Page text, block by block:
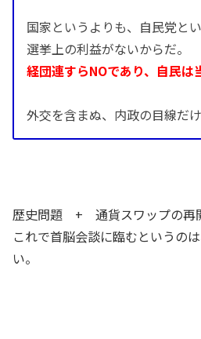
国家というよりも、自民党とい
選挙上の利益がないからだ。
経団連すらNOであり、自民は
外交を含まぬ、内政の目線だ
歴史問題 + 通貨スワップの再
これで首脳会談に臨むというの
い。